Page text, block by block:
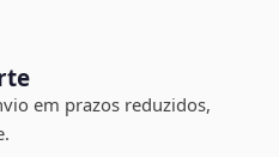
em prazos reduzidos,